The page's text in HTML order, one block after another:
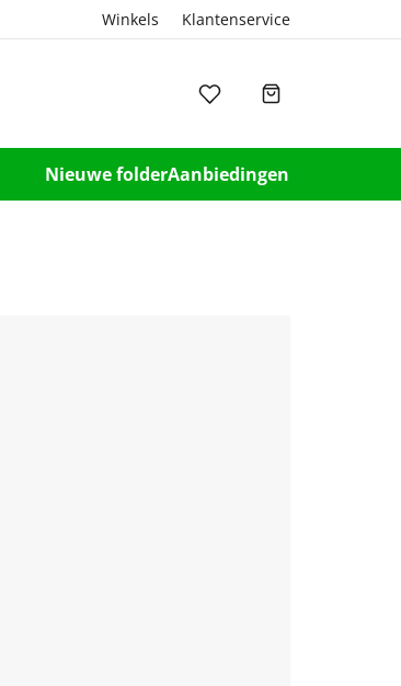
Winkels Klantenservice
Nieuwe folderAanbiedingen